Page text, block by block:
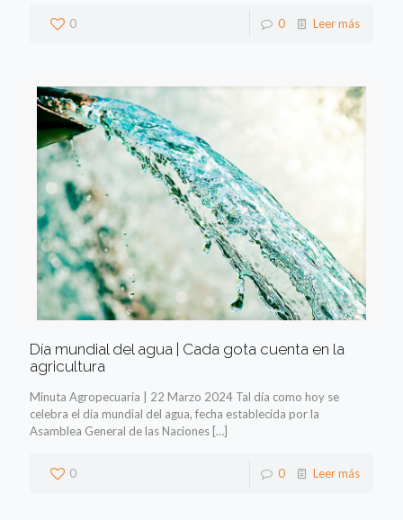
0 0 Leer más
Día mundial del agua | Cada gota cuenta en la
agricultura
Minuta Agropecuaria | 22 Marzo 2024 Tal día como hoy se
celebra el día mundial del agua, fecha establecida por la
Asamblea General de las Naciones […]
0 0 Leer más